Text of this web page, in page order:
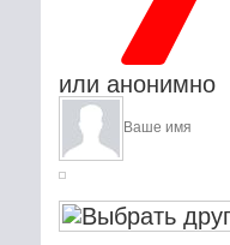
или анонимно